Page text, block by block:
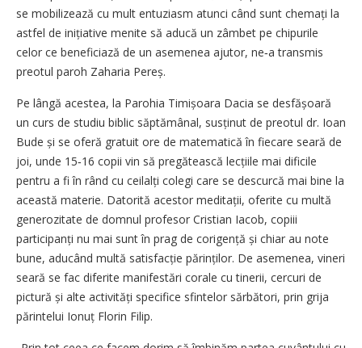
se mobilizează cu mult entuziasm atunci când sunt chemați la
astfel de inițiative menite să aducă un zâmbet pe chipurile
celor ce beneficiază de un asemenea ajutor, ne‑a transmis
preotul paroh Zaharia Pereș.
Pe lângă acestea, la Parohia Timișoara Dacia se desfășoară
un curs de studiu biblic săptămânal, susținut de preotul dr. Ioan
Bude și se oferă gratuit ore de matematică în fiecare seară de
joi, unde 15‑16 copii vin să pregătească lecțiile mai dificile
pentru a fi în rând cu ceilalți colegi care se descurcă mai bine la
această materie. Datorită acestor meditații, oferite cu multă
generozitate de domnul profesor Cristian Iacob, copiii
participanți nu mai sunt în prag de corigență și chiar au note
bune, aducând multă satisfacție părinților. De asemenea, vineri
seară se fac diferite manifestări corale cu tinerii, cercuri de
pictură și alte activități specifice sfintelor sărbători, prin grija
părintelui Ionuț Florin Filip.